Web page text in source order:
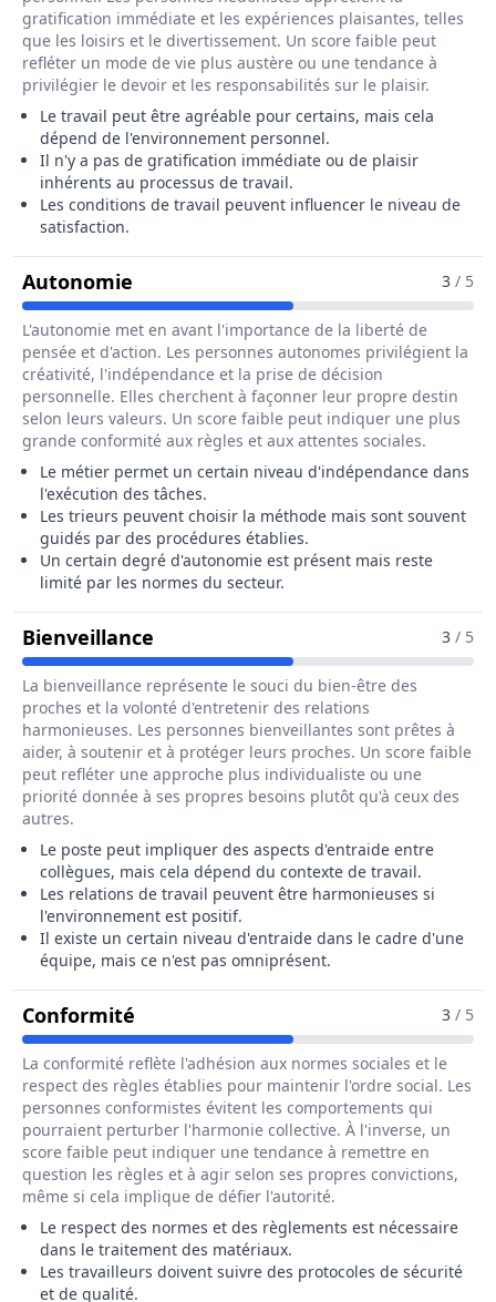
gratification immédiate et les expériences plaisantes, telles
que les loisirs et le divertissement. Un score faible peut
refléter un mode de vie plus austère ou une tendance à
privilégier le devoir et les responsabilités sur le plaisir.
Le travail peut être agréable pour certains, mais cela
dépend de l'environnement personnel.
Il n'y a pas de gratification immédiate ou de plaisir
inhérents au processus de travail.
Les conditions de travail peuvent influencer le niveau de
satisfaction.
Autonomie Pour Le Métier De Trieur / Trieuse
3 / 5
L'autonomie met en avant l'importance de la liberté de
pensée et d'action. Les personnes autonomes privilégient la
créativité, l'indépendance et la prise de décision
personnelle. Elles cherchent à façonner leur propre destin
selon leurs valeurs. Un score faible peut indiquer une plus
grande conformité aux règles et aux attentes sociales.
Le métier permet un certain niveau d'indépendance dans
l'exécution des tâches.
Les trieurs peuvent choisir la méthode mais sont souvent
guidés par des procédures établies.
Un certain degré d'autonomie est présent mais reste
limité par les normes du secteur.
Bienveillance Pour Le Métier De Trieur / 3 / 5
La bienveillance représente le souci du bien-être des
proches et la volonté d'entretenir des relations
harmonieuses. Les personnes bienveillantes sont prêtes à
aider, à soutenir et à protéger leurs proches. Un score faible
peut refléter une approche plus individualiste ou une
priorité donnée à ses propres besoins plutôt qu'à ceux des
autres.
Le poste peut impliquer des aspects d'entraide entre
collègues, mais cela dépend du contexte de travail.
Les relations de travail peuvent être harmonieuses si
l'environnement est positif.
Il existe un certain niveau d'entraide dans le cadre d'une
équipe, mais ce n'est pas omniprésent.
Conformité Pour Le Métier De Trieur / Trieuse
3 / 5
La conformité reflète l'adhésion aux normes sociales et le
respect des règles établies pour maintenir l'ordre social. Les
personnes conformistes évitent les comportements qui
pourraient perturber l'harmonie collective. À l'inverse, un
score faible peut indiquer une tendance à remettre en
question les règles et à agir selon ses propres convictions,
même si cela implique de défier l'autorité.
Le respect des normes et des règlements est nécessaire
dans le traitement des matériaux.
Les travailleurs doivent suivre des protocoles de sécurité
et de qualité.